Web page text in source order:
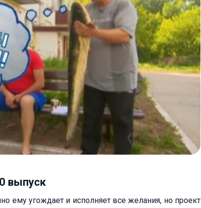
выпуск
ему угождает и исполняет все желания, но проект